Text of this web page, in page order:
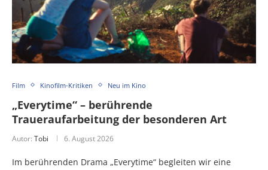
Film Kinofilm-Kritiken Neu im Kino
„Everytime“ – berührende
Traueraufarbeitung der besonderen Art
Autor: Tobi 6. August 2026
Im berührenden Drama „Everytime“ begleiten wir eine